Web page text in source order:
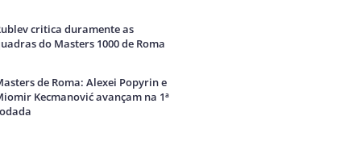
critica duramente as
do Masters 1000 de Roma
de Roma: Alexei Popyrin e
Kecmanović avançam na 1ª